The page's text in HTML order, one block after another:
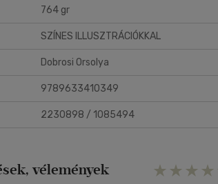
764 gr
SZÍNES ILLUSZTRÁCIÓKKAL
Dobrosi Orsolya
9789633410349
2230898 / 1085494
vélemények